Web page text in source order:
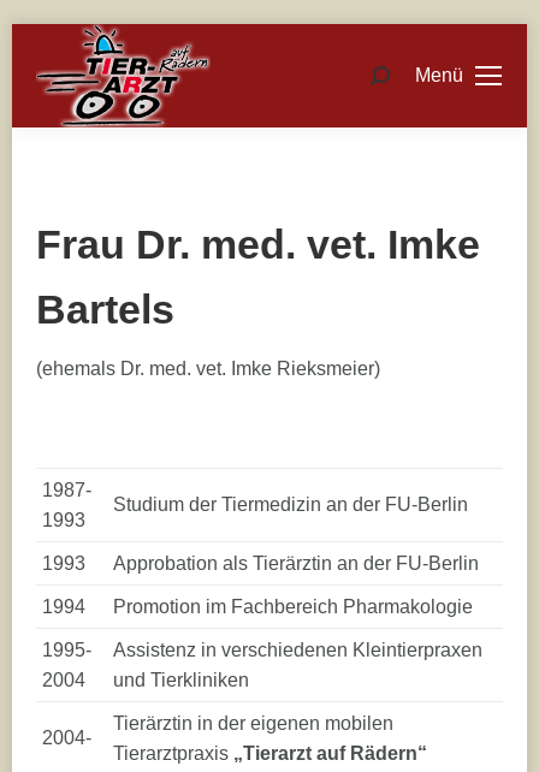
Menü
Search:
Frau Dr. med. vet. Imke
Bartels
(ehemals Dr. med. vet. Imke Rieksmeier)
1987-
1993
Studium der Tiermedizin an der FU-Berlin
1993 Approbation als Tierärztin an der FU-Berlin
1994 Promotion im Fachbereich Pharmakologie
1995-
2004
Assistenz in verschiedenen Kleintierpraxen
und Tierkliniken
2004-
Tierärztin in der eigenen mobilen
Tierarztpraxis „Tierarzt auf Rädern“